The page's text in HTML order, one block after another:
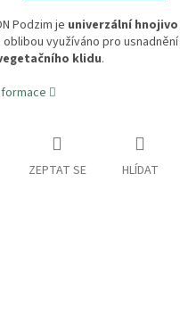
Podzim je univerzální hnojivo
využíváno pro usnadnění
klidu.
ZEPTAT SE HLÍDAT